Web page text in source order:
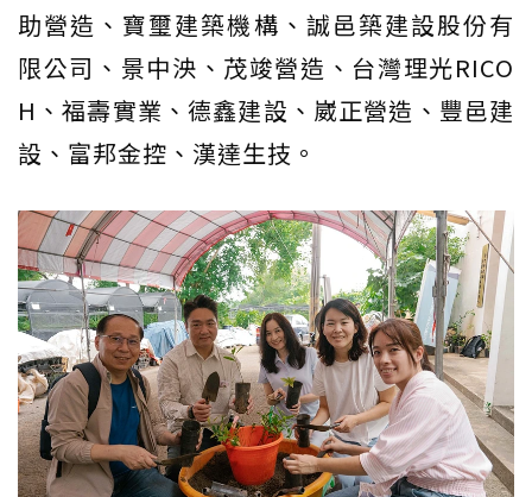
助營造、寶璽建築機構、誠邑築建設股份有
限公司、景中泱、茂竣營造、台灣理光RICO
H、福壽實業、德鑫建設、崴正營造、豐邑建
設、富邦金控、漢達生技。